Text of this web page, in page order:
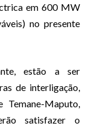
em 600 MW
no presente
estão a ser
de interligação,
Temane-Maputo,
satisfazer o